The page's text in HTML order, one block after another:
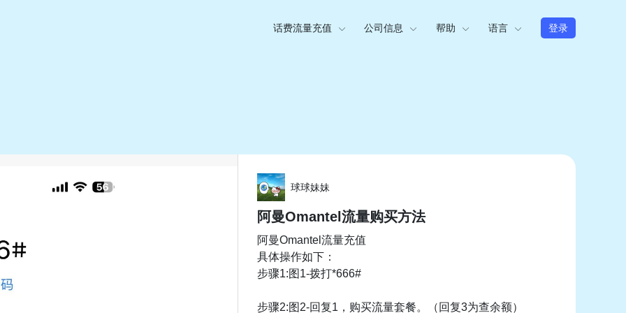
话费流量充值 公司信息 帮助 语言 登录
球球妹妹
阿曼Omantel流量购买方法
阿曼Omantel流量充值
具体操作如下：
步骤1:图1-拨打*666#
步骤2:图2-回复1，购买流量套餐。（回复3为查余额）